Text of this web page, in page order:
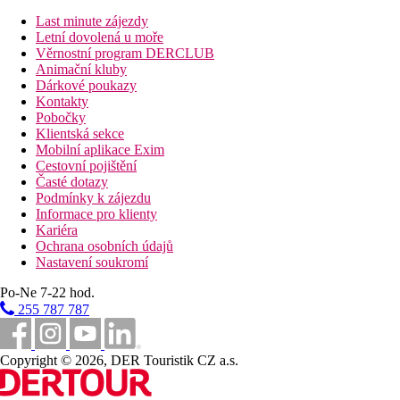
trezor (za poplatek)
hlavní restaurace
lobby bar
kavárna
Wi-Fi (zdarma)
bar u bazénu
venkovní bazén (lehátka a slunečníky zdarma)
dětský bazén
dětské hřiště
miniklub
SPA centrum
kadeřnictví
obchod
minimarket
fitness centrum
směnárna
kasino
Popis pláže
písčitá
Sportovní aktivity zdarma
animační a večerní programy
Last minute zájezdy
Letní dovolená u moře
Věrnostní program DERCLUB
Animační kluby
Dárkové poukazy
Kontakty
Pobočky
Klientská sekce
Mobilní aplikace Exim
Cestovní pojištění
Časté dotazy
Podmínky k zájezdu
Informace pro klienty
Kariéra
Ochrana osobních údajů
Nastavení soukromí
Po-Ne 7-22 hod.
255 787 787
Copyright © 2026, DER Touristik CZ a.s.